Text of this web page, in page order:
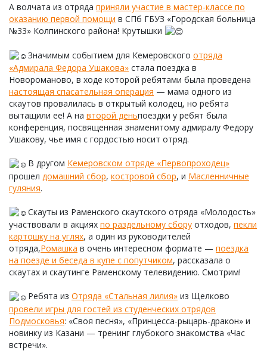
А волчата из отряда приняли участие в мастер-классе по
оказанию первой помощи в СПб ГБУЗ «Городская больница
№33» Колпинского района! Крутышки
Значимым событием для Кемеровского отряда
«Адмирала Федора Ушакова» стала поездка в
Новороманово, в ходе которой ребятами была проведена
настоящая спасательная операция — мама одного из
скаутов провалилась в открытый колодец, но ребята
вытащили ее! А на второй деньпоездки у ребят была
конференция, посвященная знаменитому адмиралу Федору
Ушакову, чье имя с гордостью носит отряд.
В другом Кемеровском отряде «Первопроходец»
прошел домашний сбор, костровой сбор, и Масленничные
гуляния.
Скауты из Раменского скаутского отряда «Молодость»
участвовали в акциях по раздельному сбору отходов, пекли
картошку на углях, а один из руководителей
отряда,Ромашка в очень интересном формате — поездка
на поезде и беседа в купе с попутчиком, рассказала о
скаутах и скаутинге Раменскому телевидению. Смотрим!
Ребята из Отряда «Стальная лилия»из Щелково
провели игры для гостей из студенческих отрядов
Подмосковья: «Своя песня», «Принцесса-рыцарь-дракон» и
новинку из Казани — тренинг глубокого знакомства «Час
встречи».